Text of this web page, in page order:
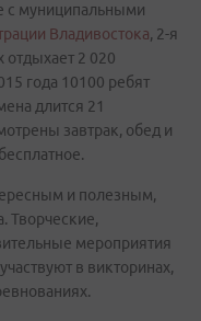
с муниципальными
Владивостока, 2-я
отдыхает 2 020
года 10100 ребят
длится 21
завтрак, обед и
и полезным,
Творческие,
мероприятия
в викторинах,